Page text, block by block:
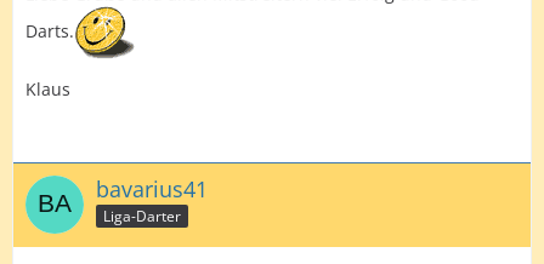
Darts.
Klaus
bavarius41
Liga-Darter